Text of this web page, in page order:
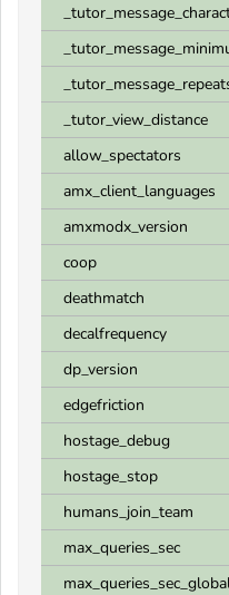
_tutor_view_distance
allow_spectators
amx_client_languages
amxmodx_version
coop
deathmatch
decalfrequency
dp_version
edgefriction
hostage_debug
hostage_stop
humans_join_team
max_queries_sec